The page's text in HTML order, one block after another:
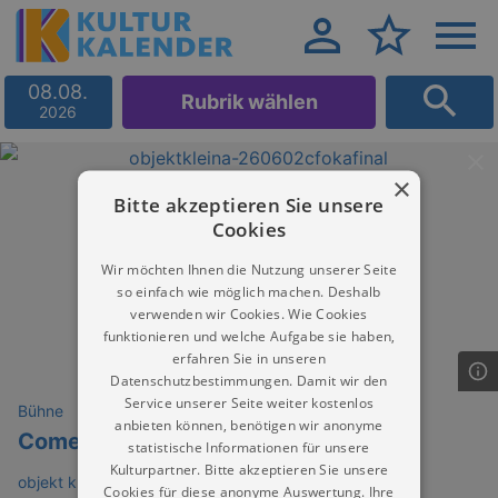
08.08.
2026 Rubrik wählen
Bühne
Comedy Flash
objekt klein a (club)
×
Bitte akzeptieren Sie unsere
Cookies
Wir möchten Ihnen die Nutzung unserer Seite
so einfach wie möglich machen. Deshalb
verwenden wir Cookies. Wie Cookies
funktionieren und welche Aufgabe sie haben,
erfahren Sie in unseren
Datenschutzbestimmungen. Damit wir den
Service unserer Seite weiter kostenlos
anbieten können, benötigen wir anonyme
statistische Informationen für unsere
Kulturpartner. Bitte akzeptieren Sie unsere
Cookies für diese anonyme Auswertung. Ihre